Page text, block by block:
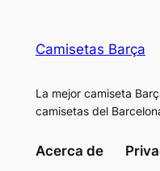
Camisetas Barça
La mejor camiseta
camisetas del
Acerca de